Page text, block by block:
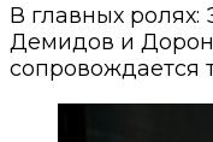
В главных
Демидов и Дорон
сопровождается